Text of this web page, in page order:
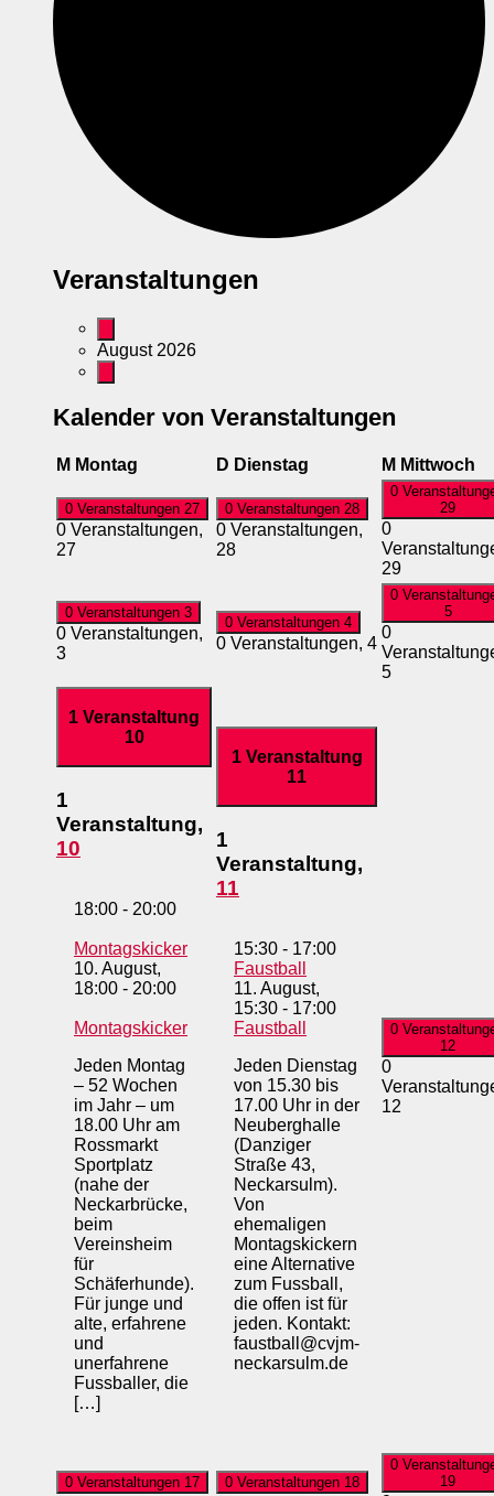
Veranstaltungen
August 2026
Kalender von Veranstaltungen
M Montag D Dienstag M Mittwoch
0 Veranstaltungen 27
0 Veranstaltungen,
27
0 Veranstaltungen 28
0 Veranstaltungen,
28
0
29
0
29
0 Veranstaltungen 3
0 Veranstaltungen,
3
0 Veranstaltungen 4
0 Veranstaltungen, 4
0
5
0
5
1 Veranstaltung
10
1
Veranstaltung,
10
18:00 - 20:00
Montagskicker
10. August,
18:00 - 20:00
Montagskicker
Jeden Montag
– 52 Wochen
im Jahr – um
18.00 Uhr am
Rossmarkt
Sportplatz
(nahe der
Neckarbrücke,
beim
Vereinsheim
für
Schäferhunde).
Für junge und
alte, erfahrene
und
unerfahrene
Fussballer, die
[…]
1 Veranstaltung
11
1
Veranstaltung,
11
15:30 - 17:00
Faustball
11. August,
15:30 - 17:00
Faustball
Jeden Dienstag
von 15.30 bis
17.00 Uhr in der
Neuberghalle
(Danziger
Straße 43,
Neckarsulm).
Von
ehemaligen
Montagskickern
eine Alternative
zum Fussball,
die offen ist für
jeden. Kontakt:
faustball@cvjm-
neckarsulm.de
0
12
0
12
0 Veranstaltungen 17 0 Veranstaltungen 18
0
19